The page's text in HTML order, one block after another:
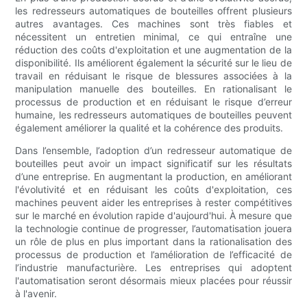
les redresseurs automatiques de bouteilles offrent plusieurs
autres avantages. Ces machines sont très fiables et
nécessitent un entretien minimal, ce qui entraîne une
réduction des coûts d'exploitation et une augmentation de la
disponibilité. Ils améliorent également la sécurité sur le lieu de
travail en réduisant le risque de blessures associées à la
manipulation manuelle des bouteilles. En rationalisant le
processus de production et en réduisant le risque d’erreur
humaine, les redresseurs automatiques de bouteilles peuvent
également améliorer la qualité et la cohérence des produits.
Dans l’ensemble, l’adoption d’un redresseur automatique de
bouteilles peut avoir un impact significatif sur les résultats
d’une entreprise. En augmentant la production, en améliorant
l'évolutivité et en réduisant les coûts d'exploitation, ces
machines peuvent aider les entreprises à rester compétitives
sur le marché en évolution rapide d'aujourd'hui. À mesure que
la technologie continue de progresser, l’automatisation jouera
un rôle de plus en plus important dans la rationalisation des
processus de production et l’amélioration de l’efficacité de
l’industrie manufacturière. Les entreprises qui adoptent
l'automatisation seront désormais mieux placées pour réussir
à l'avenir.